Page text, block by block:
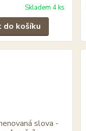
Skladem 4 ks
do košíku